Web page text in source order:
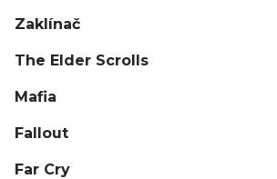
Zaklínač
The Elder Scrolls
Mafia
Fallout
Far Cry